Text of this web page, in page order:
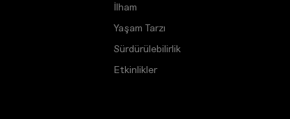
İlham
Yaşam Tarzı
Sürdürülebilirlik
Etkinlikler